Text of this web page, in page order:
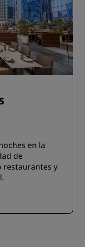
en la
de
restaurantes y